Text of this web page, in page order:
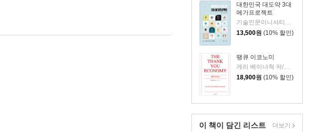
대한민국 대도약 3대
메가프로젝트
13,500원 (10% 할인)
땡큐 이코노미
게리 베이너척 저/박선주 역
18,900원 (10% 할인)
이 책이 담긴 리스트 더보기